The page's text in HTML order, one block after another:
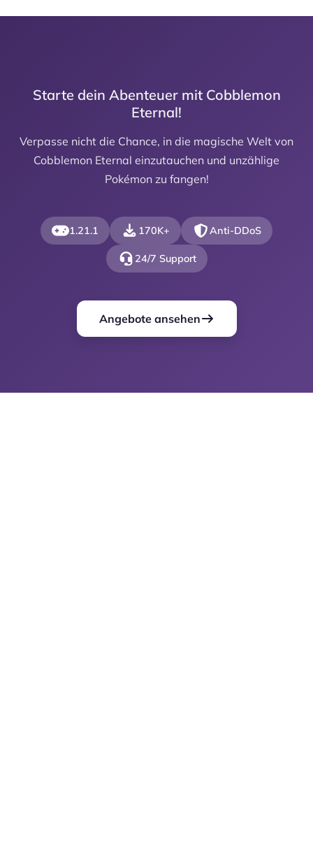
Starte dein Abenteuer mit Cobblemon
Eternal!
Verpasse nicht die Chance, in die magische Welt von
Cobblemon Eternal einzutauchen und unzählige
Pokémon zu fangen!
1.21.1 170K+ Anti-DDoS
24/7 Support
Angebote ansehen